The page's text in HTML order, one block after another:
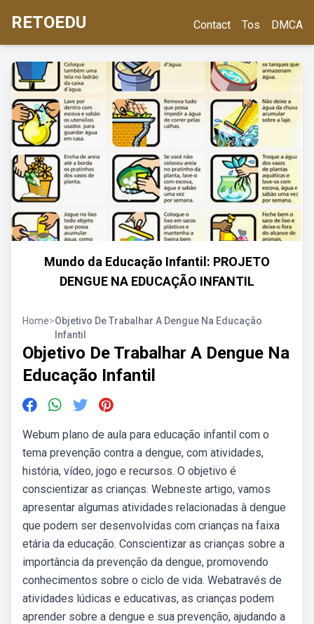
RETOEDU Contact Tos DMCA
Mundo da Educação Infantil: PROJETO
DENGUE NA EDUCAÇÃO INFANTIL
Home>Objetivo De Trabalhar A Dengue Na Educação
Infantil
Objetivo De Trabalhar A Dengue Na
Educação Infantil
Webum plano de aula para educação infantil com o
tema prevenção contra a dengue, com atividades,
história, vídeo, jogo e recursos. O objetivo é
conscientizar as crianças. Webneste artigo, vamos
apresentar algumas atividades relacionadas à dengue
que podem ser desenvolvidas com crianças na faixa
etária da educação. Conscientizar as crianças sobre a
importância da prevenção da dengue, promovendo
conhecimentos sobre o ciclo de vida. Webatravés de
atividades lúdicas e educativas, as crianças podem
aprender sobre a dengue e sua prevenção, ajudando a